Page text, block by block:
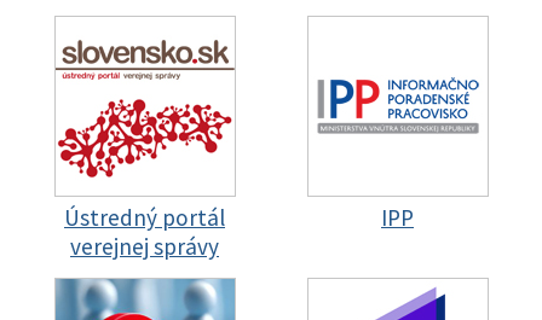
Ústredný portál
verejnej správy
IPP